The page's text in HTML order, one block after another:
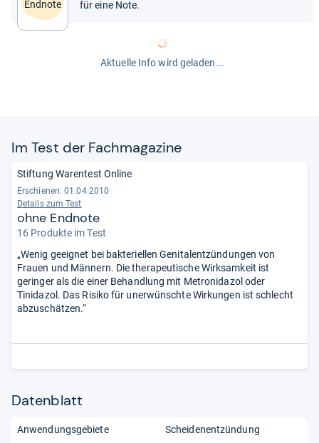
Endnote
für eine Note.
Aktuelle Info wird geladen...
Im Test der Fach­ma­ga­zine
Stiftung Warentest Online
Erschienen: 01.04.2010
Details zum Test
ohne Endnote
16 Produkte im Test
„Wenig geeignet bei bakteriellen Genitalentzündungen von
Frauen und Männern. Die therapeutische Wirksamkeit ist
geringer als die einer Behandlung mit Metronidazol oder
Tinidazol. Das Risiko für unerwünschte Wirkungen ist schlecht
abzuschätzen.“
Datenblatt
Anwendungsgebiete Scheidenentzündung